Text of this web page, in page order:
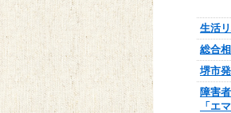
生活
総合
堺市
障害
「エ